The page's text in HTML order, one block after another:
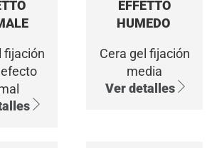
fijación
EFFETTO
HUMEDO
Cera gel fijación
media
Ver detalles